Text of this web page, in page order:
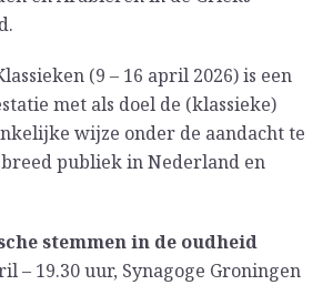
(9 – 16 april 2026) is een
met als doel de (klassieke)
wijze onder de aandacht te
publiek in Nederland en
stemmen in de oudheid
– 19.30 uur, Synagoge Groningen